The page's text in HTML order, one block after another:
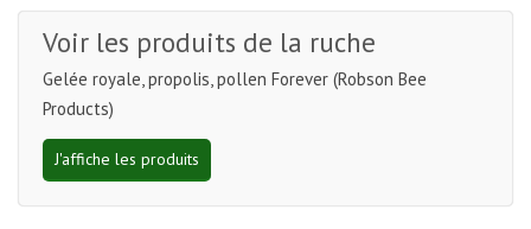
Voir les produits de la ruche
Gelée royale, propolis, pollen Forever (Robson Bee
Products)
J'affiche les produits